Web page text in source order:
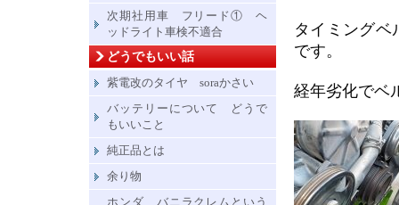
タイミングベ
です。
経年劣化でベ
次期社用車 フリード① ヘ
ッドライト車検不適合
どうでもいい話
紫電改のタイヤ soraかさい
バッテリーについて どうで
もいいこと
純正品とは
余り物
ホンダ バニラクレムという